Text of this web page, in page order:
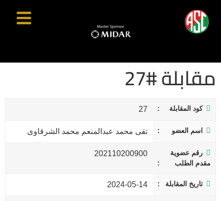
مقابلة #27
كود المقابلة 27
اسم العضو تقى محمد عبدالمنعم محمد الشرقاوى
رقم عضوية
مقدم الطلب
202110200900
تاريخ المقابلة 2024-05-14